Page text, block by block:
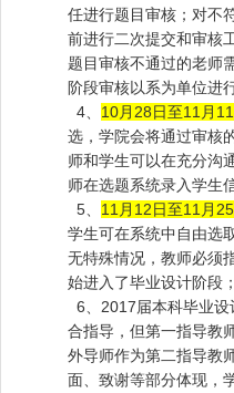
任进行题目审核；对不
前进行二次提交和审核
题目审核不通过的老师
阶段审核以系为单位进
4、 10月28日至11月
选，学院会将通过审核
师和学生可以在充分沟
师在选题系统录入学生
5、 11月12日至11月
学生可在系统中自由选
无特殊情况，教师必须
始进入了毕业设计阶段
6、2017届本科毕业
合指导，但第一指导教
外导师作为第二指导教
面、致谢等部分体现，